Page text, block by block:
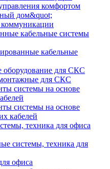
комфортом
дом&quot;
коммуникации
кабельные системы
кабельные
оборудование для СКС
для СКС
системы на основе
системы на основе
кабелей
техника для офиса
системы, техника для
офиса